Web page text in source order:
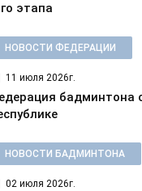
этапа
НОВОСТИ ФЕДЕРАЦИИ
11 июля 2026г.
бадминтона
НОВОСТИ БАДМИНТОНА
02 июля 2026г.